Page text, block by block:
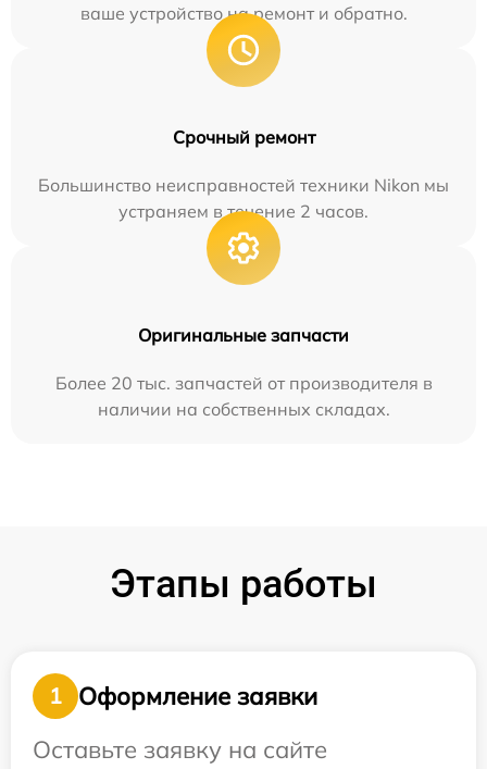
ваше устройство на ремонт и обратно.
Срочный ремонт
Большинство неисправностей техники Nikon мы
устраняем в течение 2 часов.
Оригинальные запчасти
Более 20 тыс. запчастей от производителя в
наличии на собственных складах.
Этапы работы
1
Оформление заявки
Оставьте заявку на сайте